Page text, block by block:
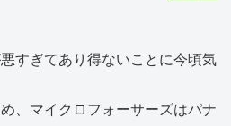
すぎてあり得ないことに今頃気
、マイクロフォーサーズはパナ